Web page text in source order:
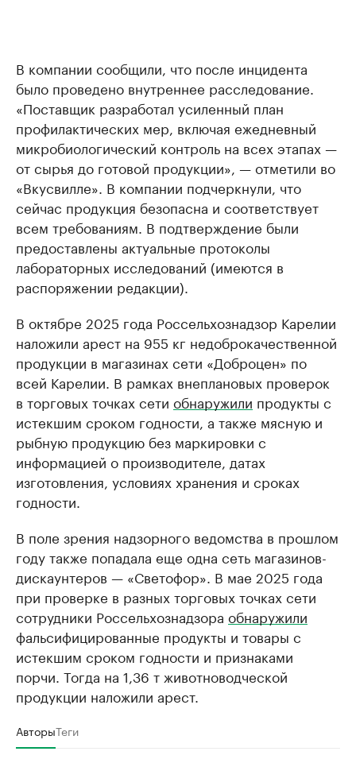
В компании сообщили, что после инцидента
было проведено внутреннее расследование.
«Поставщик разработал усиленный план
профилактических мер, включая ежедневный
микробиологический контроль на всех этапах —
от сырья до готовой продукции», — отметили во
«Вкусвилле». В компании подчеркнули, что
сейчас продукция безопасна и соответствует
всем требованиям. В подтверждение были
предоставлены актуальные протоколы
лабораторных исследований (имеются в
распоряжении редакции).
В октябре 2025 года Россельхознадзор Карелии
наложили арест на 955 кг недоброкачественной
продукции в магазинах сети «Доброцен» по
всей Карелии. В рамках внеплановых проверок
в торговых точках сети обнаружили продукты с
истекшим сроком годности, а также мясную и
рыбную продукцию без маркировки с
информацией о производителе, датах
изготовления, условиях хранения и сроках
годности.
В поле зрения надзорного ведомства в прошлом
году также попадала еще одна сеть магазинов-
дискаунтеров — «Светофор». В мае 2025 года
при проверке в разных торговых точках сети
сотрудники Россельхознадзора обнаружили
фальсифицированные продукты и товары с
истекшим сроком годности и признаками
порчи. Тогда на 1,36 т животноводческой
продукции наложили арест.
АвторыТеги